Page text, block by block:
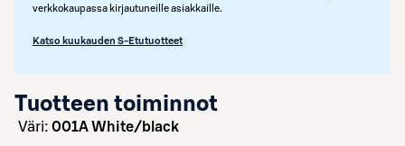
verkkokaupassa kirjautuneille asiakkaille.
Katso kuukauden S-Etutuotteet
Tuotteen toiminnot
väri: 001A White/black